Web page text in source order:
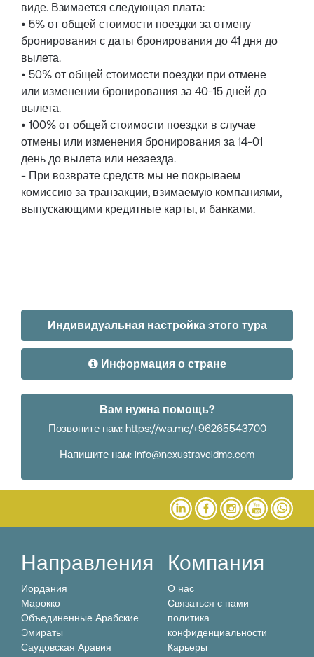
виде. Взимается следующая плата:
• 5% от общей стоимости поездки за отмену
бронирования с даты бронирования до 41 дня до
вылета.
• 50% от общей стоимости поездки при отмене
или изменении бронирования за 40-15 дней до
вылета.
• 100% от общей стоимости поездки в случае
отмены или изменения бронирования за 14-01
день до вылета или незаезда.
- При возврате средств мы не покрываем
комиссию за транзакции, взимаемую компаниями,
выпускающими кредитные карты, и банками.
Индивидуальная настройка этого тура
Информация о стране
Вам нужна помощь?
Позвоните нам: https://wa.me/+96265543700
Напишите нам: info@nexustraveldmc.com
Направления
Иордания
Марокко
Объединенные Арабские
Эмираты
Саудовская Аравия
Компания
О нас
Связаться с нами
политика
конфиденциальности
Карьеры